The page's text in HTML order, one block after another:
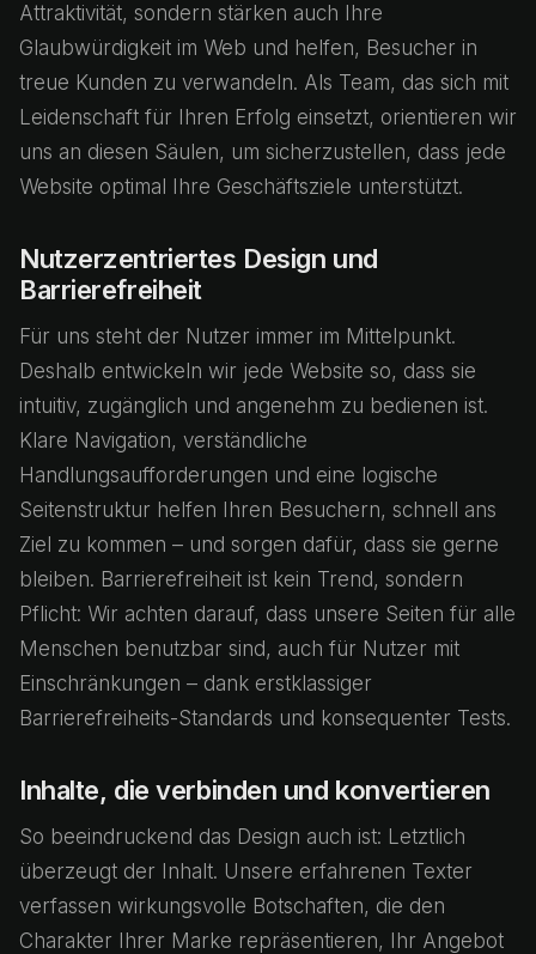
Attraktivität, sondern stärken auch Ihre
Glaubwürdigkeit im Web und helfen, Besucher in
treue Kunden zu verwandeln. Als Team, das sich mit
Leidenschaft für Ihren Erfolg einsetzt, orientieren wir
uns an diesen Säulen, um sicherzustellen, dass jede
Website optimal Ihre Geschäftsziele unterstützt.
Nutzerzentriertes Design und
Barrierefreiheit
Für uns steht der Nutzer immer im Mittelpunkt.
Deshalb entwickeln wir jede Website so, dass sie
intuitiv, zugänglich und angenehm zu bedienen ist.
Klare Navigation, verständliche
Handlungsaufforderungen und eine logische
Seitenstruktur helfen Ihren Besuchern, schnell ans
Ziel zu kommen – und sorgen dafür, dass sie gerne
bleiben. Barrierefreiheit ist kein Trend, sondern
Pflicht: Wir achten darauf, dass unsere Seiten für alle
Menschen benutzbar sind, auch für Nutzer mit
Einschränkungen – dank erstklassiger
Barrierefreiheits-Standards und konsequenter Tests.
Inhalte, die verbinden und konvertieren
So beeindruckend das Design auch ist: Letztlich
überzeugt der Inhalt. Unsere erfahrenen Texter
verfassen wirkungsvolle Botschaften, die den
Charakter Ihrer Marke repräsentieren, Ihr Angebot